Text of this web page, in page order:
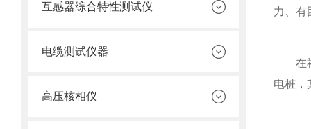
互感器综合特性测试仪
电缆测试仪器
高压核相仪
力、有
在社
电桩，